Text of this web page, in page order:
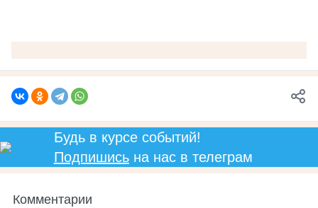
Будь в курсе событий!
Подпишисьна нас в телеграм
Комментарии